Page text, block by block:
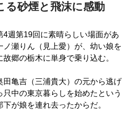
る砂煙と飛沫に感動
4週第19回に素晴らしい場面があ
ノ瀬りん（見上愛）が、幼い娘を
郷の栃木に単身で乗り込む。
亀吉（三浦貴大）の元から逃げ
只中の東京暮らしを始めたという
が娘を連れ去ったからだ。